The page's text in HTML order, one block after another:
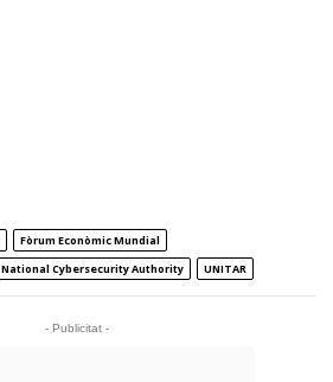
Fòrum Econòmic Mundial
National Cybersecurity Authority UNITAR
- Publicitat -